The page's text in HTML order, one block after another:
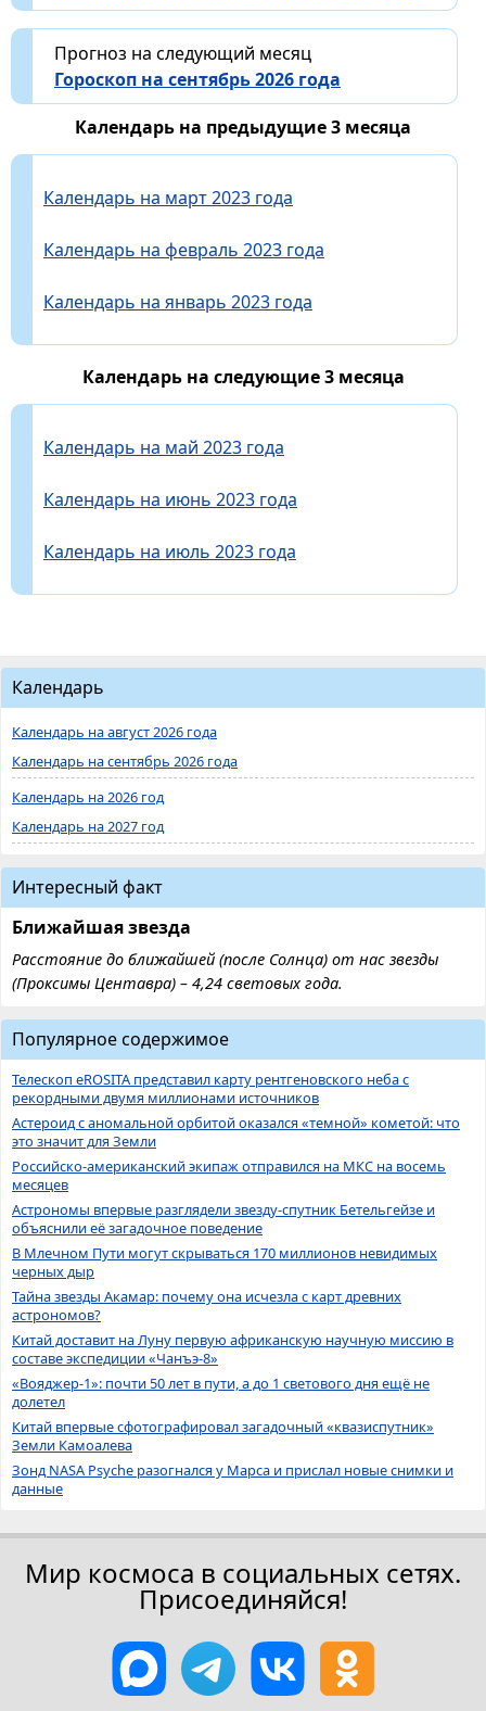
Прогноз на следующий месяц
Гороскоп на сентябрь 2026 года
Календарь на предыдущие 3 месяца
Календарь на март 2023 года
Календарь на февраль 2023 года
Календарь на январь 2023 года
Календарь на следующие 3 месяца
Календарь на май 2023 года
Календарь на июнь 2023 года
Календарь на июль 2023 года
Календарь
Календарь на август 2026 года
Календарь на сентябрь 2026 года
Календарь на 2026 год
Календарь на 2027 год
Интересный факт
Ближайшая звезда
Расстояние до ближайшей (после Солнца) от нас звезды
(Проксимы Центавра) – 4,24 световых года.
Популярное содержимое
Телескоп eROSITA представил карту рентгеновского неба с
рекордными двумя миллионами источников
Астероид с аномальной орбитой оказался «темной» кометой: что
это значит для Земли
Российско-американский экипаж отправился на МКС на восемь
месяцев
Астрономы впервые разглядели звезду-спутник Бетельгейзе и
объяснили её загадочное поведение
В Млечном Пути могут скрываться 170 миллионов невидимых
черных дыр
Тайна звезды Акамар: почему она исчезла с карт древних
астрономов?
Китай доставит на Луну первую африканскую научную миссию в
составе экспедиции «Чанъэ-8»
«Вояджер-1»: почти 50 лет в пути, а до 1 светового дня ещё не
долетел
Китай впервые сфотографировал загадочный «квазиспутник»
Земли Камоалева
Зонд NASA Psyche разогнался у Марса и прислал новые снимки и
данные
Мир космоса в социальных сетях.
Присоединяйся!